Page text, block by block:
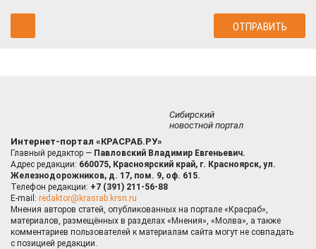
Сибирский
новостной портал
Интернет-портал «КРАСРАБ.РУ»
Главный редактор — Павловский Владимир Евгеньевич.
Адрес редакции: 660075, Красноярский край, г. Красноярск, ул.
Железнодорожников, д. 17, пом. 9, оф. 615.
Телефон редакции: +7 (391) 211-56-88
E-mail: redaktor@krasrab.krsn.ru
Мнения авторов статей, опубликованных на портале «Красраб»,
материалов, размещённых в разделах «Мнения», «Молва», а также
комментариев пользователей к материалам сайта могут не совпадать
с позицией редакции.